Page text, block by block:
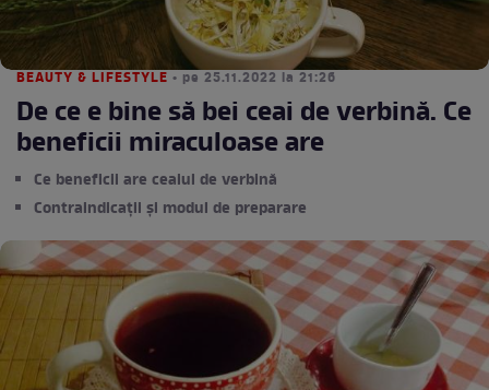
BEAUTY & LIFESTYLE • pe 25.11.2022 la 21:26
De ce e bine să bei ceai de verbină. Ce
beneficii miraculoase are
Ce beneficii are ceaiul de verbină
Contraindicații și modul de preparare